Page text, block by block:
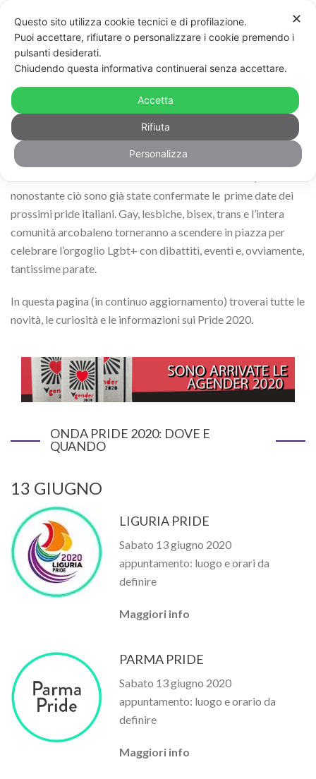
nonostante ciò sono già state confermate le prime date dei
prossimi pride italiani. Gay, lesbiche, bisex, trans e l’intera
comunità arcobaleno torneranno a scendere in piazza per
celebrare l’orgoglio Lgbt+ con dibattiti, eventi e, ovviamente,
tantissime parate.
In questa pagina (in continuo aggiornamento) troverai tutte le
novità, le curiosità e le informazioni sui Pride 2020.
ONDA PRIDE 2020: DOVE E
QUANDO
13 GIUGNO
LIGURIA PRIDE
Sabato 13 giugno 2020
appuntamento: luogo e orari da
definire
Maggiori info
PARMA PRIDE
Sabato 13 giugno 2020
appuntamento: luogo e orario da
definire
Maggiori info
✕
Questo sito utilizza cookie tecnici e di profilazione.
Puoi accettare, rifiutare o personalizzare i cookie premendo i
pulsanti desiderati.
Chiudendo questa informativa continuerai senza accettare.
Accetta
Rifiuta
Personalizza